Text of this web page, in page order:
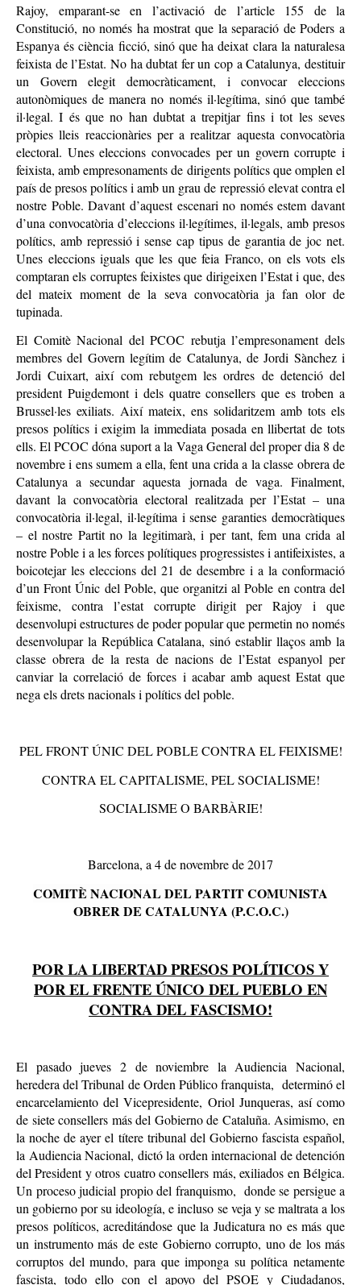
Rajoy, emparant-se en l’activació de l’article 155 de la
Constitució, no només ha mostrat que la separació de Poders a
Espanya és ciència ficció, sinó que ha deixat clara la naturalesa
feixista de l’Estat. No ha dubtat fer un cop a Catalunya, destituir
un Govern elegit democràticament, i convocar eleccions
autonòmiques de manera no només il·legítima, sinó que també
il·legal. I és que no han dubtat a trepitjar fins i tot les seves
pròpies lleis reaccionàries per a realitzar aquesta convocatòria
electoral. Unes eleccions convocades per un govern corrupte i
feixista, amb empresonaments de dirigents polítics que omplen el
país de presos polítics i amb un grau de repressió elevat contra el
nostre Poble. Davant d’aquest escenari no només estem davant
d’una convocatòria d’eleccions il·legítimes, il·legals, amb presos
polítics, amb repressió i sense cap tipus de garantia de joc net.
Unes eleccions iguals que les que feia Franco, on els vots els
comptaran els corruptes feixistes que dirigeixen l’Estat i que, des
del mateix moment de la seva convocatòria ja fan olor de
tupinada.
El Comitè Nacional del PCOC rebutja l’empresonament dels
membres del Govern legítim de Catalunya, de Jordi Sànchez i
Jordi Cuixart, així com rebutgem les ordres de detenció del
president Puigdemont i dels quatre consellers que es troben a
Brussel·les exiliats. Així mateix, ens solidaritzem amb tots els
presos polítics i exigim la immediata posada en llibertat de tots
ells. El PCOC dóna suport a la Vaga General del proper dia 8 de
novembre i ens sumem a ella, fent una crida a la classe obrera de
Catalunya a secundar aquesta jornada de vaga. Finalment,
davant la convocatòria electoral realitzada per l’Estat – una
convocatòria il·legal, il·legítima i sense garanties democràtiques
– el nostre Partit no la legitimarà, i per tant, fem una crida al
nostre Poble i a les forces polítiques progressistes i antifeixistes, a
boicotejar les eleccions del 21 de desembre i a la conformació
d’un Front Únic del Poble, que organitzi al Poble en contra del
feixisme, contra l’estat corrupte dirigit per Rajoy i que
desenvolupi estructures de poder popular que permetin no només
desenvolupar la República Catalana, sinó establir llaços amb la
classe obrera de la resta de nacions de l’Estat espanyol per
canviar la correlació de forces i acabar amb aquest Estat que
nega els drets nacionals i polítics del poble.
PEL FRONT ÚNIC DEL POBLE CONTRA EL FEIXISME!
CONTRA EL CAPITALISME, PEL SOCIALISME!
SOCIALISME O BARBÀRIE!
Barcelona, a 4 de novembre de 2017
COMITÈ NACIONAL DEL PARTIT COMUNISTA
OBRER DE CATALUNYA (P.C.O.C.)
POR LA LIBERTAD PRESOS POLÍTICOS Y
POR EL FRENTE ÚNICO DEL PUEBLO EN
CONTRA DEL FASCISMO!
El pasado jueves 2 de noviembre la Audiencia Nacional,
heredera del Tribunal de Orden Público franquista, determinó el
encarcelamiento del Vicepresidente, Oriol Junqueras, así como
de siete consellers más del Gobierno de Cataluña. Asimismo, en
la noche de ayer el títere tribunal del Gobierno fascista español,
la Audiencia Nacional, dictó la orden internacional de detención
del President y otros cuatro consellers más, exiliados en Bélgica.
Un proceso judicial propio del franquismo, donde se persigue a
un gobierno por su ideología, e incluso se veja y se maltrata a los
presos políticos, acreditándose que la Judicatura no es más que
un instrumento más de este Gobierno corrupto, uno de los más
corruptos del mundo, para que imponga su política netamente
fascista, todo ello con el apoyo del PSOE y Ciudadanos,